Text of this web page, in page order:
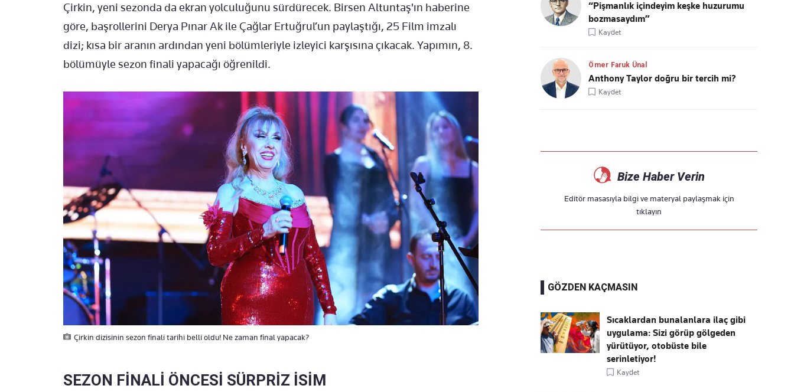
Çirkin, yeni sezonda da ekran yolculuğunu sürdürecek. Birsen Altuntaş'ın haberine
göre, başrollerini Derya Pınar Ak ile Çağlar Ertuğrul’un paylaştığı, 25 Film imzalı
dizi; kısa bir aranın ardından yeni bölümleriyle izleyici karşısına çıkacak. Yapımın, 8.
bölümüyle sezon finali yapacağı öğrenildi.
Çirkin dizisinin sezon finali tarihi belli oldu! Ne zaman final yapacak?
SEZON FİNALİ ÖNCESİ SÜRPRİZ İSİM
“Pişmanlık içindeyim keşke huzurumu
bozmasaydım”
Kaydet
Ömer Faruk Ünal
Anthony Taylor doğru bir tercih mi?
Kaydet
Bize Haber Verin
Editör masasıyla bilgi ve materyal paylaşmak için
tıklayın
GÖZDEN KAÇMASIN
Sıcaklardan bunalanlara ilaç gibi
uygulama: Sizi görüp gölgeden
yürütüyor, otobüste bile
serinletiyor!
Kaydet